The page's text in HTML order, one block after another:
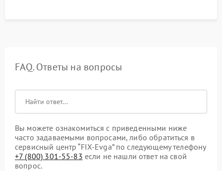
FAQ. Ответы на вопросы
Вы можете ознакомиться с приведенными ниже
часто задаваемыми вопросами, либо обратиться в
сервисный центр “FIX-Evga” по следующему телефону
+7 (800) 301-55-83 если не нашли ответ на свой
вопрос.